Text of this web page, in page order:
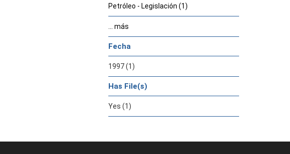
Petróleo - Legislación (1)
... más
Fecha
1997 (1)
Has File(s)
Yes (1)